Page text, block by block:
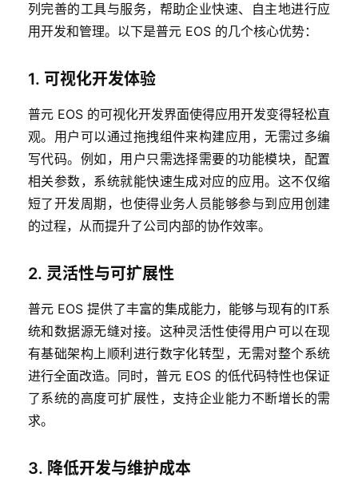
列完善的工具与服务，帮助企业快速、自主地进行应
用开发和管理。以下是普元 EOS 的几个核心优势：
1. 可视化开发体验
普元 EOS 的可视化开发界面使得应用开发变得轻松直
观。用户可以通过拖拽组件来构建应用，无需过多编
写代码。例如，用户只需选择需要的功能模块，配置
相关参数，系统就能快速生成对应的应用。这不仅缩
短了开发周期，也使得业务人员能够参与到应用创建
的过程，从而提升了公司内部的协作效率。
2. 灵活性与可扩展性
普元 EOS 提供了丰富的集成能力，能够与现有的IT系
统和数据源无缝对接。这种灵活性使得用户可以在现
有基础架构上顺利进行数字化转型，无需对整个系统
进行全面改造。同时，普元 EOS 的低代码特性也保证
了系统的高度可扩展性，支持企业能力不断增长的需
求。
3. 降低开发与维护成本